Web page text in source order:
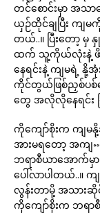
တင်စောင်းမှာ အသာ
ယှဉ်ထိုင်ချပြီး ကျမ
တယ်..။ ပြီးတော့ မှ
ထက် သူ့ကိုယ်လုံးနဲ့ ဖိ
နေရင်းနဲ့ ကျမရဲ့ နို့
ကိုင်တွယ်ဖြစ်ညှစ်ပစ်န
တွေ အလိုလိုနေရင်း
ကိုကျော်စိုးက ကျ
အားမရတော့ အကျ
ဘရာစီယာအောက်မှ
ပေါ်လာပါတယ်..။
လွန်းတာမို့ အသား
ကိုကျော်စိုးက ဘရ